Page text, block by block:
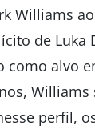
Williams
de Luka
como alvo
Williams
perfil,